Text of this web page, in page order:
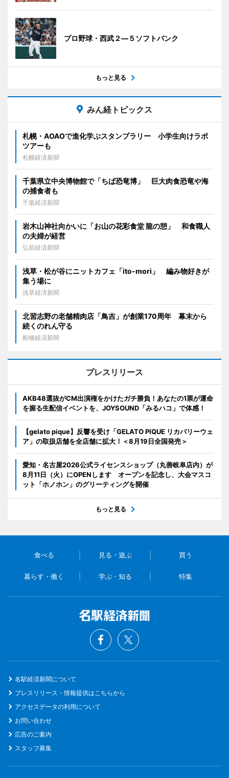
プロ野球・西武２―５ソフトバンク
もっと見る
みん経トピックス
札幌・AOAOで進化学ぶスタンプラリー 小学生向けラボ
ツアーも
札幌経済新聞
千葉県立中央博物館で「ちば恐竜博」 巨大肉食恐竜や海
の捕食者も
千葉経済新聞
岩木山神社向かいに「お山の花彩食堂 龍の憩」 和食職人
の夫婦が経営
弘前経済新聞
浅草・松が谷にニットカフェ「ito-mori」 編み物好きが
集う場に
浅草経済新聞
北習志野の老舗精肉店「鳥吉」が創業170周年 幕末から
続くのれん守る
船橋経済新聞
プレスリリース
AKB48選抜がCM出演権をかけたガチ勝負！あなたの1票が運命
を握る生配信イベントを、JOYSOUND「みるハコ」で体感！
【gelato pique】反響を受け「GELATO PIQUE リカバリーウェ
ア」の取扱店舗を全店舗に拡大！＜8月19日全国発売＞
愛知・名古屋2026公式ライセンスショップ（丸善岐阜店内）が
8月11日（火）にOPENします オープンを記念し、大会マスコ
ット「ホノホン」のグリーティングを開催
もっと見る
食べる 見る・遊ぶ 買う
暮らす・働く 学ぶ・知る 特集
名駅経済新聞について
プレスリリース・情報提供はこちらから
アクセスデータの利用について
お問い合わせ
広告のご案内
スタッフ募集